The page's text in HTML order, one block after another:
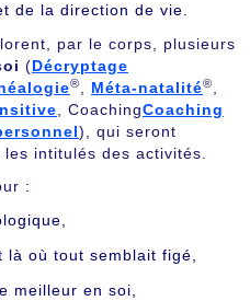
de la direction de vie.
par le corps, plusieurs
(Décryptage
® Méta-natalité®
, CoachingCoaching
), qui seront
intitulés des activités.
:
là où tout semblait figé,
meilleur en soi,